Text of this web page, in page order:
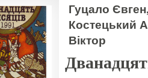
Гуцало
Костецький
Віктор